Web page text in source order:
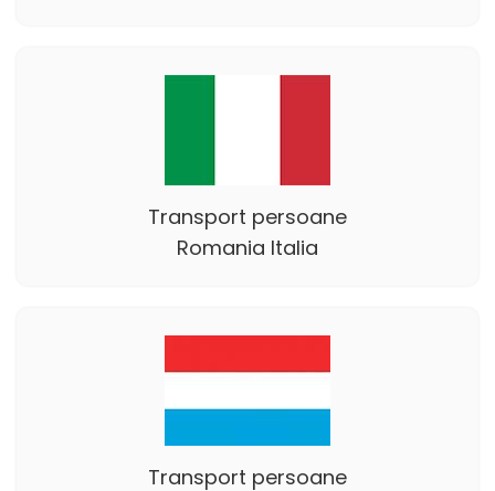
Transport persoane
Romania Italia
Transport persoane